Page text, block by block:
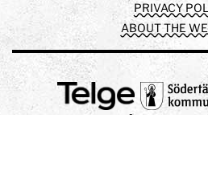
PRIVACY
ABOUT THE